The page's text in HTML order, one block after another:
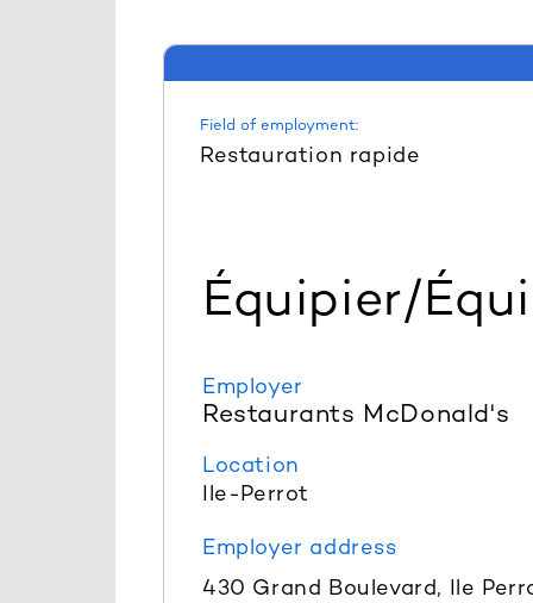
Field of employment:
Restauration rapide
Équipier/
Employer
Restaurants McDonald's
Location
Ile-Perrot
Employer address
430 Grand Boulevard, Ile